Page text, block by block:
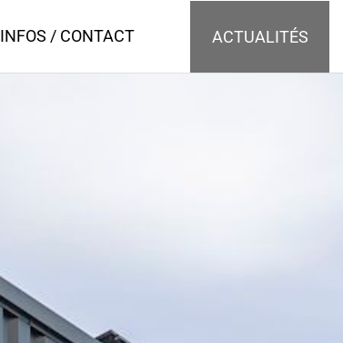
INFOS / CONTACT ACTUALITÉS